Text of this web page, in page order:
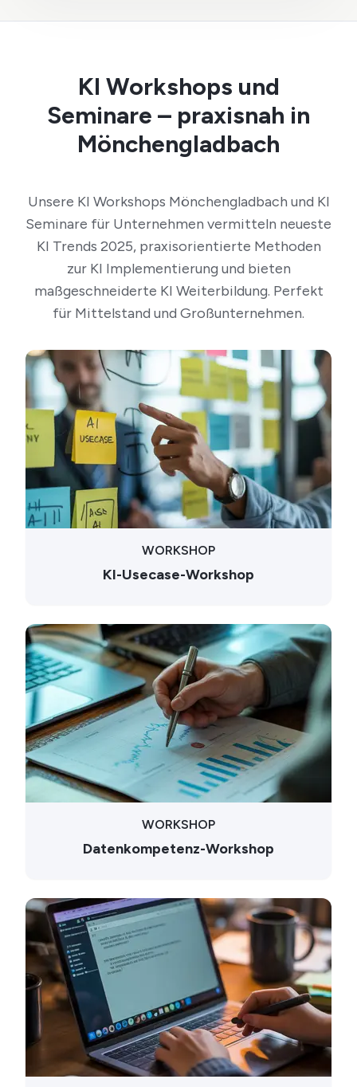
KI Workshops und
Seminare – praxisnah in
Mönchengladbach
Unsere KI Workshops Mönchengladbach und KI
Seminare für Unternehmen vermitteln neueste
KI Trends 2025, praxisorientierte Methoden
zur KI Implementierung und bieten
maßgeschneiderte KI Weiterbildung. Perfekt
für Mittelstand und Großunternehmen.
WORKSHOP
KI-Usecase-Workshop
WORKSHOP
Datenkompetenz-Workshop